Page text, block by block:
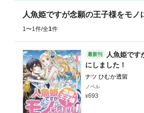
人魚姫ですが念願の王子様をモノ
1〜1件/全1件
最新刊
人魚姫です
にしました！
ナツ ひむか透留
ノベル
693